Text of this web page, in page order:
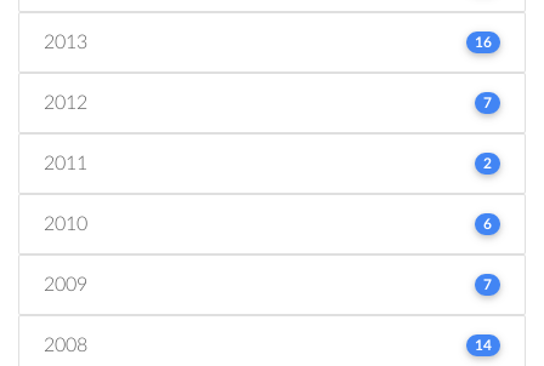
2013 16
2012 7
2011 2
2010 6
2009 7
2008 14